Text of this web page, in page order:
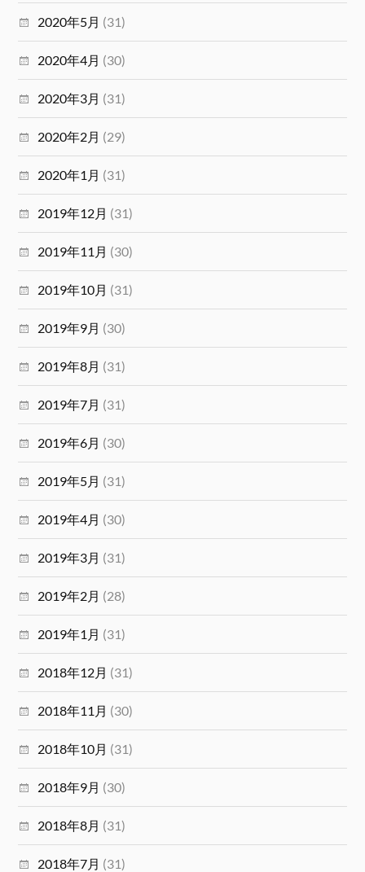
2020年5月 (31)
2020年4月 (30)
2020年3月 (31)
2020年2月 (29)
2020年1月 (31)
2019年12月 (31)
2019年11月 (30)
2019年10月 (31)
2019年9月 (30)
2019年8月 (31)
2019年7月 (31)
2019年6月 (30)
2019年5月 (31)
2019年4月 (30)
2019年3月 (31)
2019年2月 (28)
2019年1月 (31)
2018年12月 (31)
2018年11月 (30)
2018年10月 (31)
2018年9月 (30)
2018年8月 (31)
2018年7月 (31)